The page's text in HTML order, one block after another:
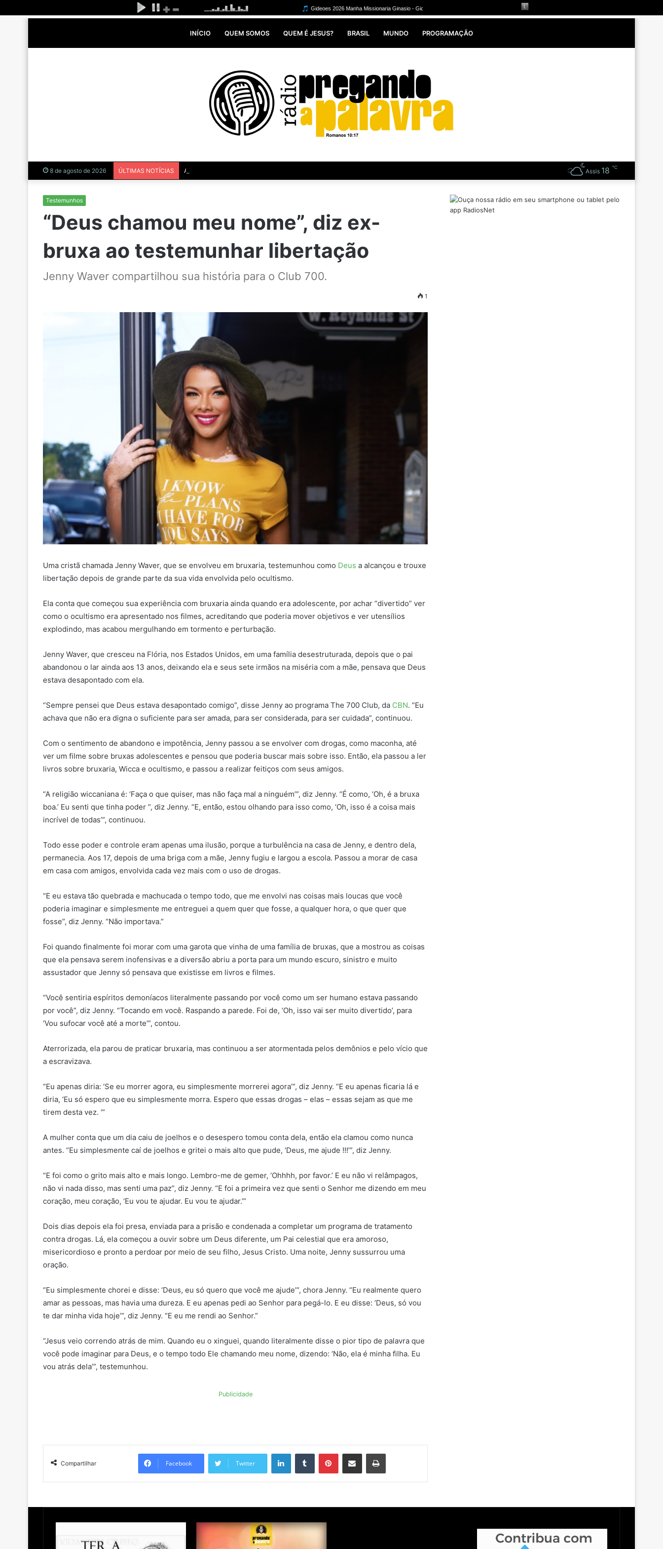
INÍCIO QUEM SOMOS QUEM É JESUS? BRASIL MUNDO PROGRAMAÇÃO
8 de agosto de 2026 ÚLTIMAS NOTÍCIAS Abuso da fé: denúncias de exploração levam a iniciativa que busca acabar com abusos espirituais Assis 18 ℃
Testemunhos
“Deus chamou meu nome”, diz ex-
bruxa ao testemunhar libertação
Jenny Waver compartilhou sua história para o Club 700.
1
Uma cristã chamada Jenny Waver, que se envolveu em bruxaria, testemunhou como Deus a alcançou e trouxe
libertação depois de grande parte da sua vida envolvida pelo ocultismo.
Ela conta que começou sua experiência com bruxaria ainda quando era adolescente, por achar “divertido” ver
como o ocultismo era apresentado nos filmes, acreditando que poderia mover objetivos e ver utensílios
explodindo, mas acabou mergulhando em tormento e perturbação.
Jenny Waver, que cresceu na Flória, nos Estados Unidos, em uma família desestruturada, depois que o pai
abandonou o lar ainda aos 13 anos, deixando ela e seus sete irmãos na miséria com a mãe, pensava que Deus
estava desapontado com ela.
“Sempre pensei que Deus estava desapontado comigo”, disse Jenny ao programa The 700 Club, da CBN. “Eu
achava que não era digna o suficiente para ser amada, para ser considerada, para ser cuidada”, continuou.
Com o sentimento de abandono e impotência, Jenny passou a se envolver com drogas, como maconha, até
ver um filme sobre bruxas adolescentes e pensou que poderia buscar mais sobre isso. Então, ela passou a ler
livros sobre bruxaria, Wicca e ocultismo, e passou a realizar feitiços com seus amigos.
“A religião wiccaniana é: ‘Faça o que quiser, mas não faça mal a ninguém’”, diz Jenny. “É como, ‘Oh, é a bruxa
boa.’ Eu senti que tinha poder ”, diz Jenny. “E, então, estou olhando para isso como, ‘Oh, isso é a coisa mais
incrível de todas’”, continuou.
Todo esse poder e controle eram apenas uma ilusão, porque a turbulência na casa de Jenny, e dentro dela,
permanecia. Aos 17, depois de uma briga com a mãe, Jenny fugiu e largou a escola. Passou a morar de casa
em casa com amigos, envolvida cada vez mais com o uso de drogas.
“E eu estava tão quebrada e machucada o tempo todo, que me envolvi nas coisas mais loucas que você
poderia imaginar e simplesmente me entreguei a quem quer que fosse, a qualquer hora, o que quer que
fosse”, diz Jenny. “Não importava.”
Foi quando finalmente foi morar com uma garota que vinha de uma família de bruxas, que a mostrou as coisas
que ela pensava serem inofensivas e a diversão abriu a porta para um mundo escuro, sinistro e muito
assustador que Jenny só pensava que existisse em livros e filmes.
“Você sentiria espíritos demoníacos literalmente passando por você como um ser humano estava passando
por você”, diz Jenny. “Tocando em você. Raspando a parede. Foi de, ‘Oh, isso vai ser muito divertido’, para
‘Vou sufocar você até a morte’”, contou.
Aterrorizada, ela parou de praticar bruxaria, mas continuou a ser atormentada pelos demônios e pelo vício que
a escravizava.
“Eu apenas diria: ‘Se eu morrer agora, eu simplesmente morrerei agora’”, diz Jenny. “E eu apenas ficaria lá e
diria, ‘Eu só espero que eu simplesmente morra. Espero que essas drogas – elas – essas sejam as que me
tirem desta vez. ‘”
A mulher conta que um dia caiu de joelhos e o desespero tomou conta dela, então ela clamou como nunca
antes. “Eu simplesmente caí de joelhos e gritei o mais alto que pude, ‘Deus, me ajude !!!’”, diz Jenny.
“E foi como o grito mais alto e mais longo. Lembro-me de gemer, ‘Ohhhh, por favor.’ E eu não vi relâmpagos,
não vi nada disso, mas senti uma paz”, diz Jenny. “E foi a primeira vez que senti o Senhor me dizendo em meu
coração, meu coração, ‘Eu vou te ajudar. Eu vou te ajudar.’”
Dois dias depois ela foi presa, enviada para a prisão e condenada a completar um programa de tratamento
contra drogas. Lá, ela começou a ouvir sobre um Deus diferente, um Pai celestial que era amoroso,
misericordioso e pronto a perdoar por meio de seu filho, Jesus Cristo. Uma noite, Jenny sussurrou uma
oração.
“Eu simplesmente chorei e disse: ‘Deus, eu só quero que você me ajude’”, chora Jenny. “Eu realmente quero
amar as pessoas, mas havia uma dureza. E eu apenas pedi ao Senhor para pegá-lo. E eu disse: ‘Deus, só vou
te dar minha vida hoje’”, diz Jenny. “E eu me rendi ao Senhor.”
“Jesus veio correndo atrás de mim. Quando eu o xinguei, quando literalmente disse o pior tipo de palavra que
você pode imaginar para Deus, e o tempo todo Ele chamando meu nome, dizendo: ‘Não, ela é minha filha. Eu
vou atrás dela’”, testemunhou.
Publicidade
Compartilhar Facebook Twitter
LinkedinTumblr PinterestCompartilhar via e-mail Imprimir